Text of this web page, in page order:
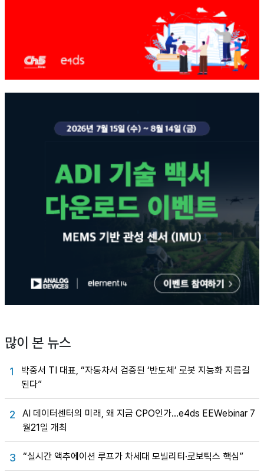
많이 본 뉴스
1
박중서 TI 대표, “자동차서 검증된 ‘반도체’ 로봇 지능화 지름길
된다”
2
AI 데이터센터의 미래, 왜 지금 CPO인가…e4ds EEWebinar 7
월21일 개최
3 “실시간 액추에이션 루프가 차세대 모빌리티·로보틱스 핵심”